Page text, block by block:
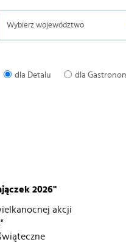
dla Detalu dla
2026"
akcji